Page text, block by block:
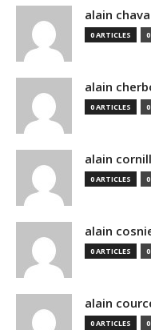
alain
0 ARTICLES
alain
0 ARTICLES
alain
0 ARTICLES
alain
0 ARTICLES
alain
0 ARTICLES